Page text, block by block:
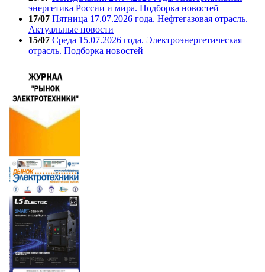
энергетика России и мира. Подборка новостей
17/07 Пятница 17.07.2026 года. Нефтегазовая отрасль.
Актуальные новости
15/07 Среда 15.07.2026 года. Электроэнергетическая
отрасль. Подборка новостей